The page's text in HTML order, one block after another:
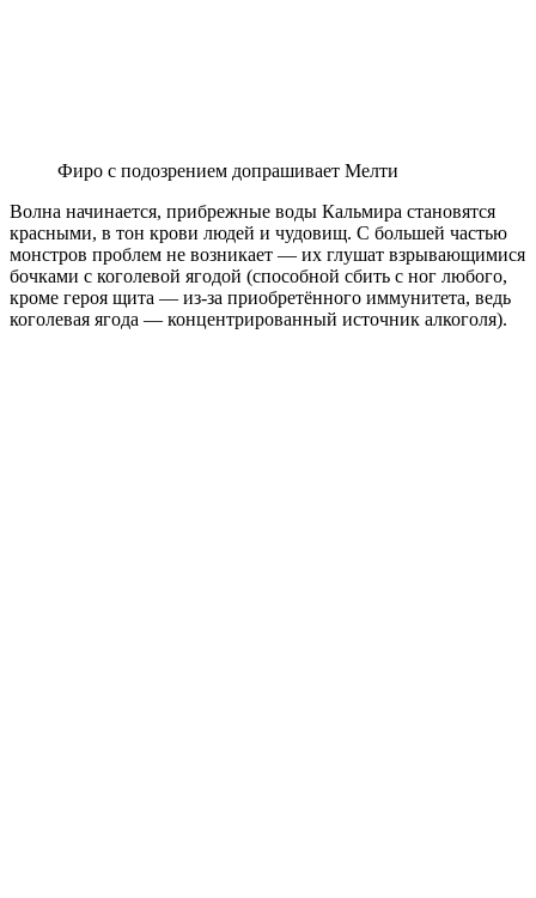
Фиро с подозрением допрашивает Мелти
Волна начинается, прибрежные воды Кальмира становятся
красными, в тон крови людей и чудовищ. С большей частью
монстров проблем не возникает — их глушат взрывающимися
бочками с коголевой ягодой (способной сбить с ног любого,
кроме героя щита — из-за приобретённого иммунитета, ведь
коголевая ягода — концентрированный источник алкоголя).